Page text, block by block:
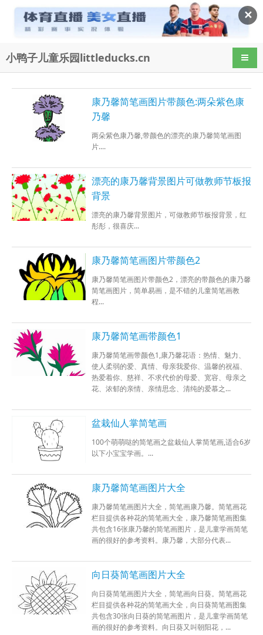
✕
小鸭子儿童乐园littleducks.cn 导航
康乃馨简笔画图片带颜色:两朵紫色康
乃馨
两朵紫色康乃馨,带颜色的漂亮的康乃馨简笔画图
片....
漂亮的康乃馨背景图片可做教师节板报
背景
漂亮的康乃馨背景图片，可做教师节板报背景，红
彤彤，很喜庆...
康乃馨简笔画图片带颜色2
康乃馨简笔画图片带颜色2，漂亮的带颜色的康乃馨
简笔画图片，简单易画，是不错的儿童简笔画教
程...
康乃馨简笔画带颜色1
康乃馨简笔画带颜色1,康乃馨花语：热情、魅力、
使人柔弱的爱、真情、母亲我爱你、温馨的祝福、
热爱着你、慈祥、不求代价的母爱、宽容、母亲之
花、浓郁的亲情、亲情思念、清纯的爱慕之...
盆栽仙人掌简笔画
100个萌萌哒的简笔画之盆栽仙人掌简笔画,适合6岁
以下小宝宝学画。...
康乃馨简笔画图片大全
康乃馨简笔画图片大全，简笔画康乃馨。简笔画花
栏目提供各种花的简笔画大全，康乃馨简笔画图集
共包含16张康乃馨的简笔画图片，是儿童学画简笔
画的很好的参考资料。康乃馨，大部分代表...
向日葵简笔画图片大全
向日葵简笔画图片大全，简笔画向日葵。简笔画花
栏目提供各种花的简笔画大全，向日葵简笔画图集
共包含30张向日葵的简笔画图片，是儿童学画简笔
画的很好的参考资料。向日葵又叫朝阳花，...